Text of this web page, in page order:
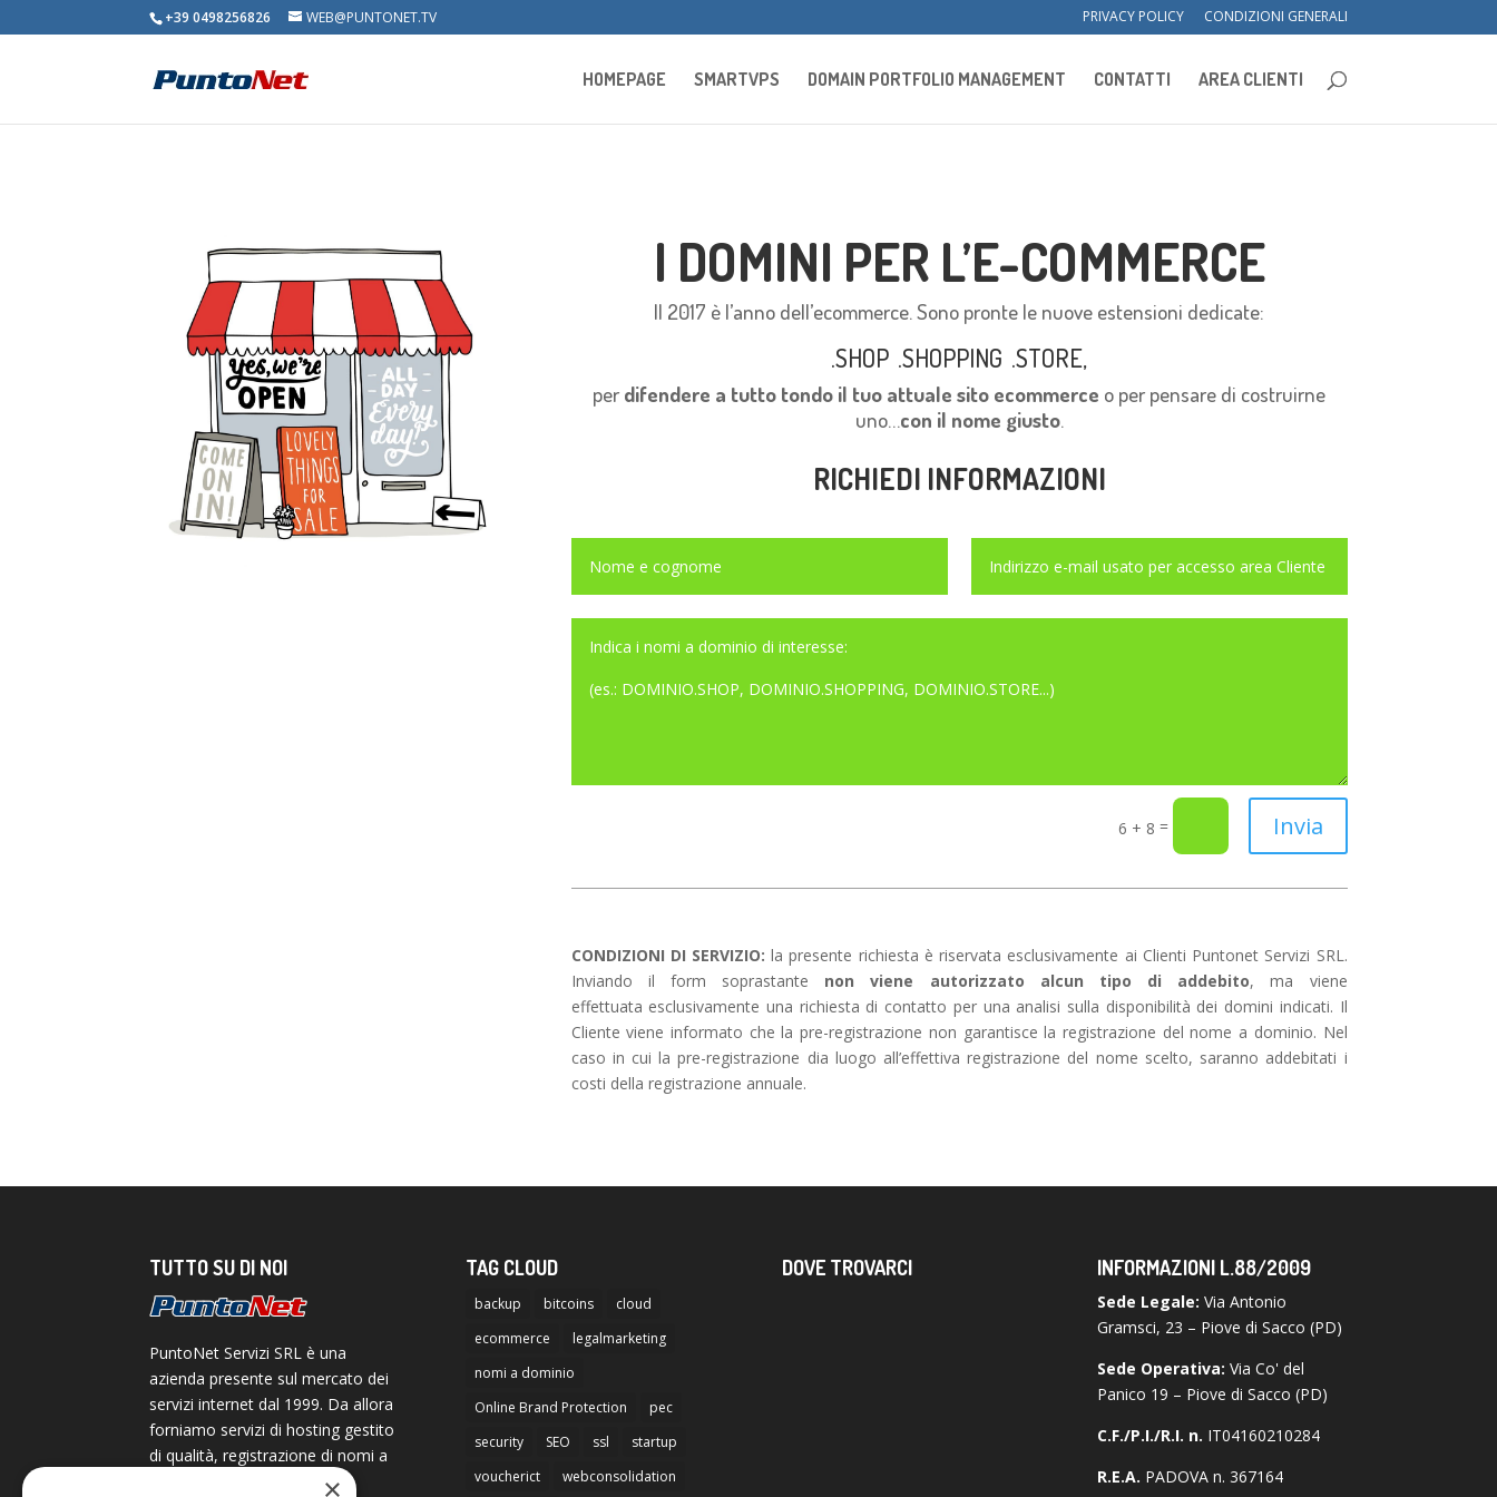
+39 0498256826 WEB@PUNTONET.TV PRIVACY POLICY CONDIZIONI GENERALI
HOMEPAGE SMARTVPS DOMAIN PORTFOLIO MANAGEMENT CONTATTI AREA CLIENTI
I DOMINI PER L’E-COMMERCE
Il 2017 è l’anno dell’ecommerce. Sono pronte le nuove estensioni dedicate:
.SHOP .SHOPPING .STORE,
per difendere a tutto tondo il tuo attuale sito ecommerce o per pensare di costruirne
uno…con il nome giusto.
RICHIEDI INFORMAZIONI
6 + 8 = Invia
CONDIZIONI DI SERVIZIO: la presente richiesta è riservata esclusivamente ai Clienti Puntonet Servizi SRL.
Inviando il form soprastante non viene autorizzato alcun tipo di addebito, ma viene
effettuata esclusivamente una richiesta di contatto per una analisi sulla disponibilità dei domini indicati. Il
Cliente viene informato che la pre-registrazione non garantisce la registrazione del nome a dominio. Nel
caso in cui la pre-registrazione dia luogo all’effettiva registrazione del nome scelto, saranno addebitati i
costi della registrazione annuale.
TUTTO SU DI NOI
PuntoNet Servizi SRL è una
azienda presente sul mercato dei
servizi internet dal 1999. Da allora
forniamo servizi di hosting gestito
di qualità, registrazione di nomi a
dominio ed online Brand
TAG CLOUD
backup bitcoins
cloud
ecommerce
legalmarketing
nomi a dominio
Online Brand Protection
pec
security
SEO ssl
startup
voucherict
webconsolidation
DOVE TROVARCI INFORMAZIONI L.88/2009
Sede Legale:Via Antonio
Gramsci, 23 – Piove di Sacco (PD)
Sede Operativa:Via Co' del
Panico 19 – Piove di Sacco (PD)
C.F./P.I./R.I. n. IT04160210284
R.E.A. PADOVA n. 367164
×